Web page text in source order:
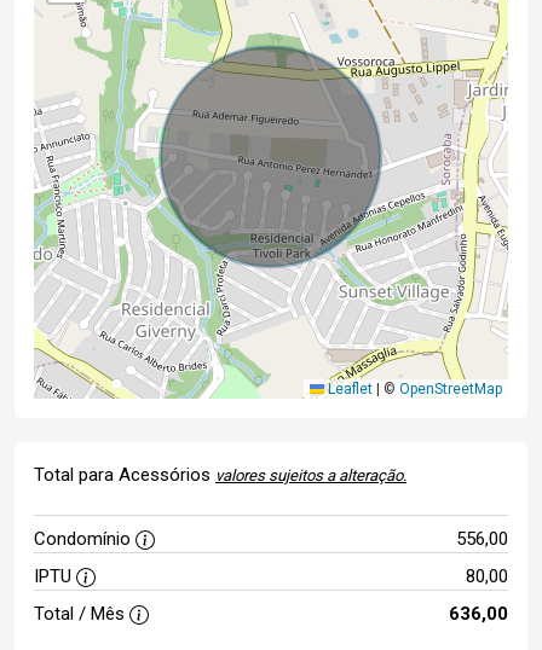
Leaflet © OpenStreetMap
Total para Acessórios valores sujeitos a alteração.
Condomínio
556,00
IPTU
80,00
Total / Mês
636,00